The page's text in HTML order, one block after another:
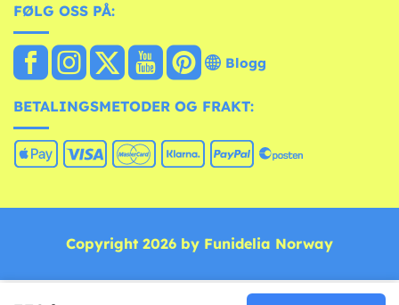
FØLG OSS PÅ:
Blogg
BETALINGSMETODER OG FRAKT:
Copyright 2026 by Funidelia Norway